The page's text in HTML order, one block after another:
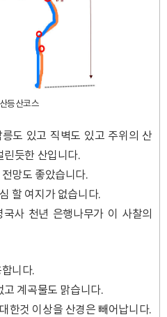
등산코스
도 있고 직벽도 있고 주위의 산
린듯한 산입니다.
망도 좋았습니다.
할 여지가 없습니다.
사 천년 은행나무가 이 사찰의
니다.
고 계곡물도 맑습니다.
한것 이상을 산경은 빼어납니다.